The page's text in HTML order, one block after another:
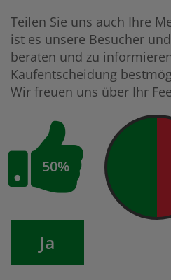
Teilen Sie uns auch Ihre
ist es unsere Besucher
beraten und zu
Kaufentscheidung
Wir freuen uns über Ihr
50%
Ja